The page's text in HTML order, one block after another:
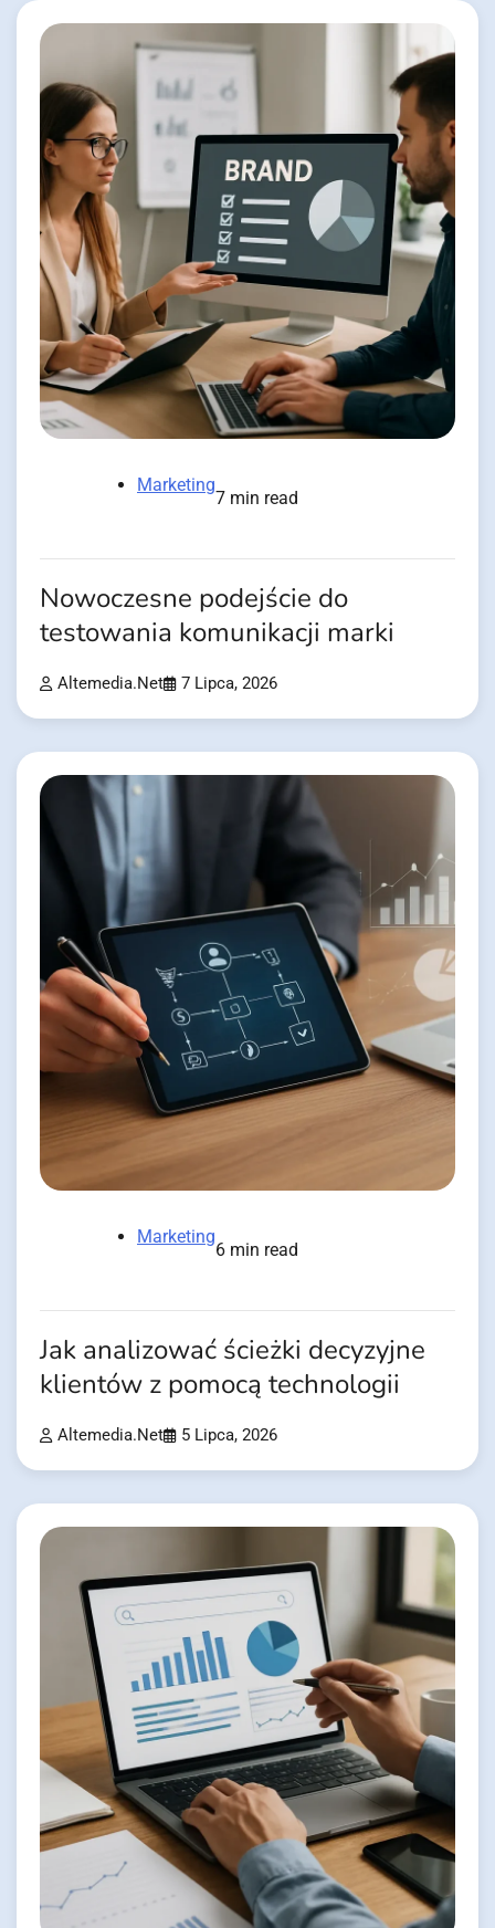
Marketing
7 min read
Nowoczesne podejście do
testowania komunikacji marki
Altemedia.net 7 Lipca, 2026
Marketing
6 min read
Jak analizować ścieżki decyzyjne
klientów z pomocą technologii
Altemedia.net 5 Lipca, 2026